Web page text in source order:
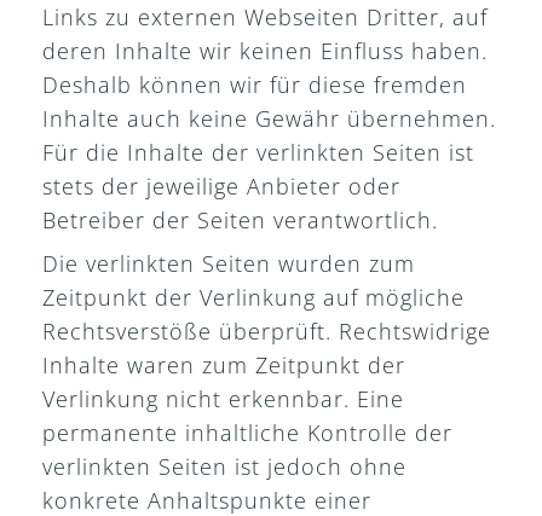
Links zu externen Webseiten Dritter, auf
deren Inhalte wir keinen Einfluss haben.
Deshalb können wir für diese fremden
Inhalte auch keine Gewähr übernehmen.
Für die Inhalte der verlinkten Seiten ist
stets der jeweilige Anbieter oder
Betreiber der Seiten verantwortlich.
Die verlinkten Seiten wurden zum
Zeitpunkt der Verlinkung auf mögliche
Rechtsverstöße überprüft. Rechtswidrige
Inhalte waren zum Zeitpunkt der
Verlinkung nicht erkennbar. Eine
permanente inhaltliche Kontrolle der
verlinkten Seiten ist jedoch ohne
konkrete Anhaltspunkte einer